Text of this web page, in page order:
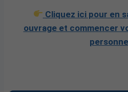
Cliquez ici pour en
ouvrage et commencer